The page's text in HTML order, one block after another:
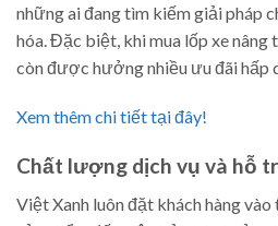
những ai đang tìm kiếm giải pháp
hóa. Đặc biệt, khi mua lốp xe nâng
còn được hưởng nhiều ưu đãi hấp
Xem thêm chi tiết tại đây!
Chất lượng dịch vụ và hỗ
Việt Xanh luôn đặt khách hàng